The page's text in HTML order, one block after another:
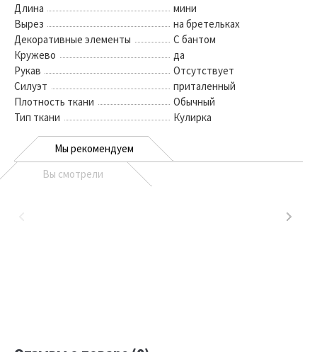
Длина
мини
Вырез
на бретельках
Декоративные элементы
С бантом
Кружево
да
Рукав
Отсутствует
Силуэт
приталенный
Плотность ткани
Обычный
Тип ткани
Кулирка
Мы рекомендуем
Вы смотрели